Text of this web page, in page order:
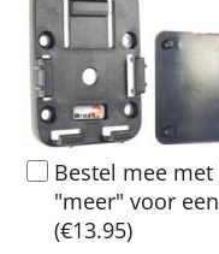
Bestel mee
"meer" voor
(€13.95)